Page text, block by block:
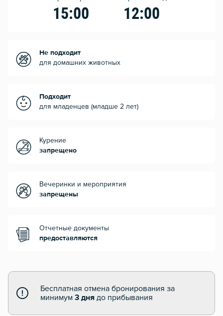
15:00 12:00
Не подходит
для домашних животных
Подходит
для младенцев (младше 2 лет)
Курение
запрещено
Вечеринки и мероприятия
запрещены
Отчетные документы
предоставляются
Бесплатная отмена бронирования за
минимум 3 дня до прибывания